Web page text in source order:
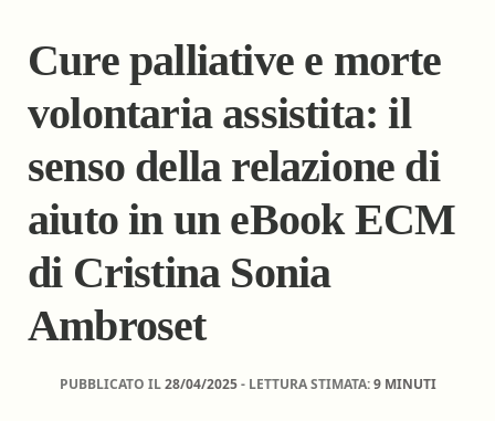
Cure palliative e morte
volontaria assistita: il
senso della relazione di
aiuto in un eBook ECM
di Cristina Sonia
Ambroset
PUBBLICATO IL28/04/2025- LETTURA STIMATA:9 MINUTI